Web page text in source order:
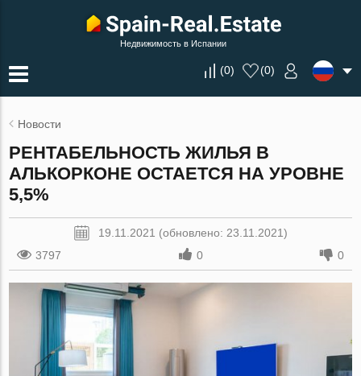
Недвижимость в Испании
(0) (0)
Новости
РЕНТАБЕЛЬНОСТЬ ЖИЛЬЯ В
АЛЬКОРКОНЕ ОСТАЕТСЯ НА УРОВНЕ
5,5%
19.11.2021 (обновлено: 23.11.2021)
3797
0 0